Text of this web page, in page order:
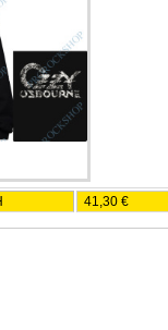
41,30 €